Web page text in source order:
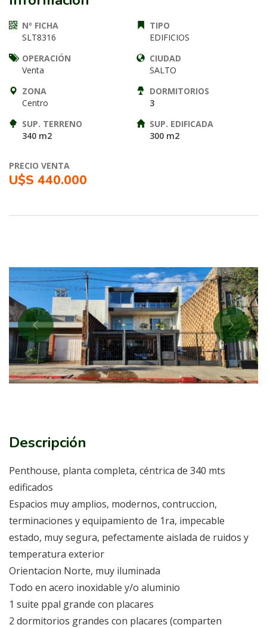
Nº FICHA
SLT8316
TIPO
EDIFICIOS
OPERACIÓN
Venta
CIUDAD
SALTO
ZONA
Centro
DORMITORIOS
3
SUP. TERRENO
340 m2
SUP. EDIFICADA
300 m2
PRECIO VENTA
U$S 440.000
Descripción
Penthouse, planta completa, céntrica de 340 mts
edificados
Espacios muy amplios, modernos, contruccion,
terminaciones y equipamiento de 1ra, impecable
estado, muy segura, pefectamente aislada de ruidos y
temperatura exterior
Orientacion Norte, muy iluminada
Todo en acero inoxidable y/o aluminio
1 suite ppal grande con placares
2 dormitorios grandes con placares (comparten